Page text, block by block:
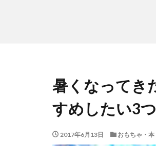
暑くなってき
すめしたい3
2017年6月13日 おもちゃ・本